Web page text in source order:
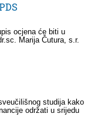
ocjena će biti u
Marija Čutura, s.r.
studija kako
održati u srijedu